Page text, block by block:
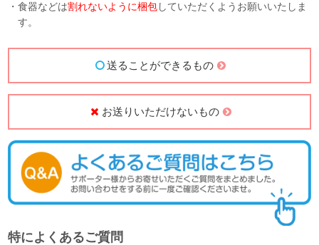
・食器などは割れないように梱包していただくようお願いいたしま
す。
送ることができるもの
お送りいただけないもの
特によくあるご質問